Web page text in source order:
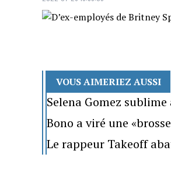
VOUS AIMERIEZ AUSSI
Selena Gomez
Bono a viré une
Le rappeur Takeoff